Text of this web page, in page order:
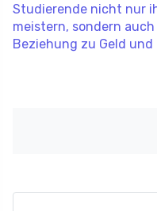
Studierende nicht nur
meistern, sondern
Beziehung zu Geld